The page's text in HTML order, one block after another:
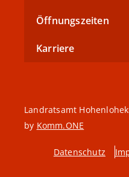
Öffnungszeiten
Karriere
©2023 - 2026 Landratsamt
by Komm.ONE
Datenschutz